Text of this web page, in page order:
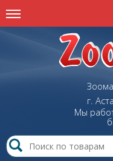
г.
Мы